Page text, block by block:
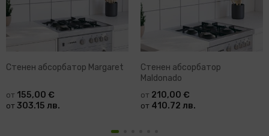
Стенен абсорбатор Margaret
от 155,00 €
от 303.15 лв.
Стенен абсорбатор
Maldonado
от 210,00 €
от 410.72 лв.